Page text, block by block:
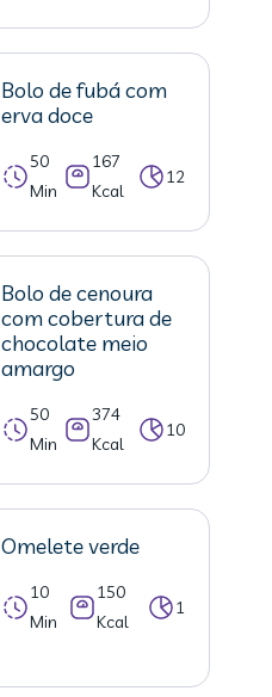
Bolo de fubá com
erva doce
50
Min
167
Kcal
12
Bolo de cenoura
com cobertura de
chocolate meio
amargo
50
Min
374
Kcal
10
Omelete verde
10
Min
150
Kcal
1